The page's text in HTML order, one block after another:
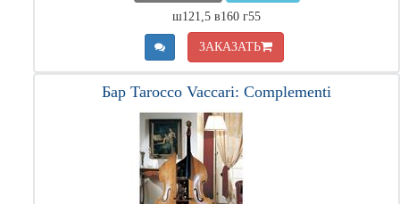
ш121,5 в160 г55
ЗАКАЗАТЬ
Бар Tarocco Vaccari: Complementi